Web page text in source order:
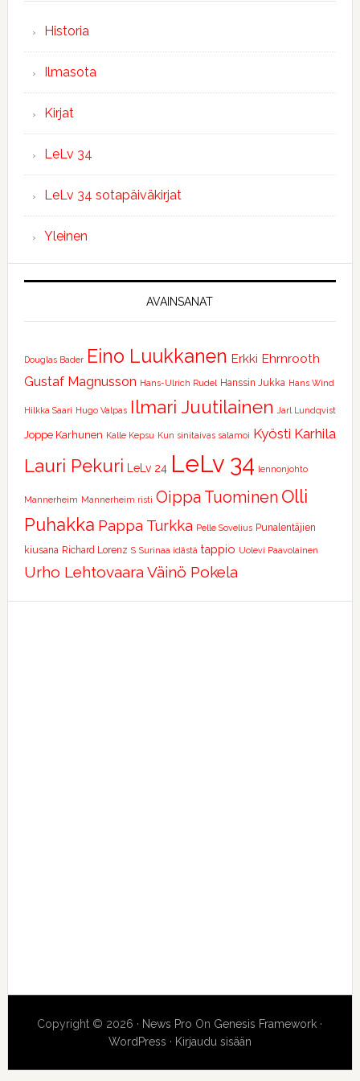
Historia
Ilmasota
Kirjat
LeLv 34
LeLv 34 sotapäiväkirjat
Yleinen
AVAINSANAT
Douglas Bader Eino Luukkanen Erkki Ehrnrooth
Gustaf Magnusson Hans-Ulrich Rudel Hanssin Jukka Hans Wind
Hilkka Saari Hugo Valpas Ilmari Juutilainen Jarl Lundqvist
Joppe Karhunen Kalle Kepsu Kun sinitaivas salamoi Kyösti Karhila
Lauri Pekuri LeLv 24 LeLv 34 lennonjohto
Mannerheim Mannerheim risti Oippa Tuominen Olli
Puhakka Pappa Turkka Pelle Sovelius Punalentäjien
kiusana Richard Lorenz S Surinaa idästä tappio Uolevi Paavolainen
Urho Lehtovaara Väinö Pokela
Copyright © 2026 · News Pro On Genesis Framework ·
WordPress · Kirjaudu sisään